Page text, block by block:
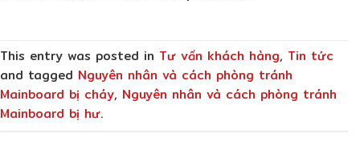
This entry was posted in Tư vấn khách hàng, Tin tức
and tagged Nguyên nhân và cách phòng tránh
Mainboard bị cháy, Nguyên nhân và cách phòng tránh
Mainboard bị hư.